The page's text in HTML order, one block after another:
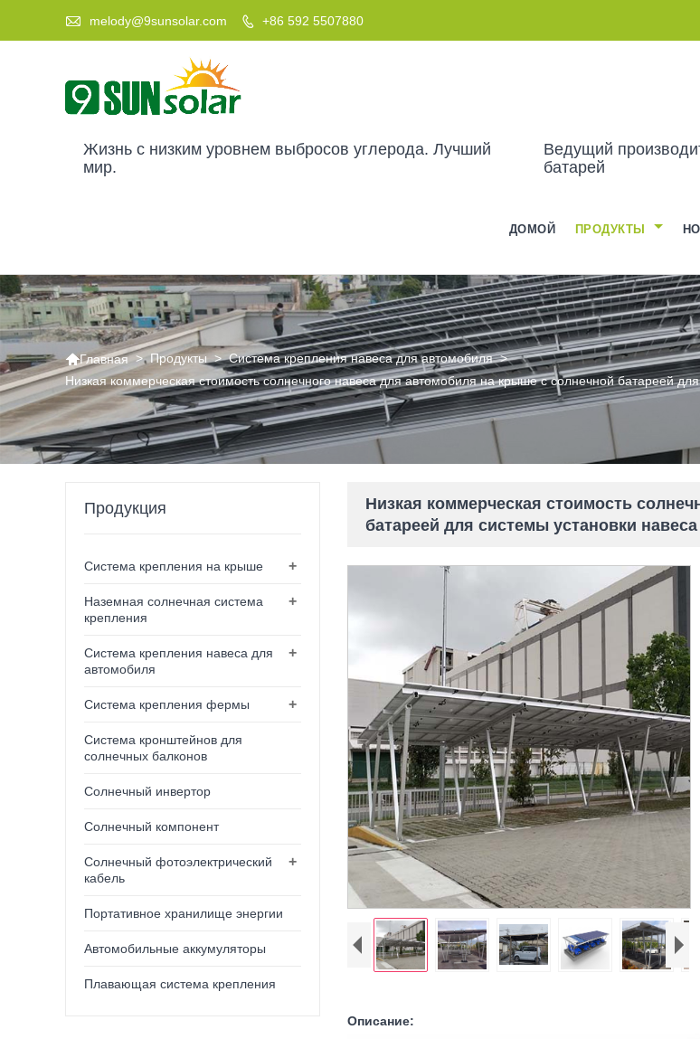
 melody@9sunsolar.com  +86 592 5507880
Жизнь с низким уровнем выбросов углерода. Лучший
мир.
Ведущий
батарей
ДОМОЙ ПРОДУКТЫ
Главная > Продукты > Система крепления навеса для автомобиля >
Низкая коммерческая стоимость солнечного навеса для автомобиля на крыше с солнечной батареей
Низкая коммерческая стоимость
батареей для системы установки
Описание:
Продукция
+
Система крепления на крыше
+
Наземная солнечная система
крепления
+
Система крепления навеса для
автомобиля
+
Система крепления фермы
Система кронштейнов для
солнечных балконов
Солнечный инвертор
Солнечный компонент
+
Солнечный фотоэлектрический
кабель
Портативное хранилище энергии
Автомобильные аккумуляторы
Плавающая система крепления